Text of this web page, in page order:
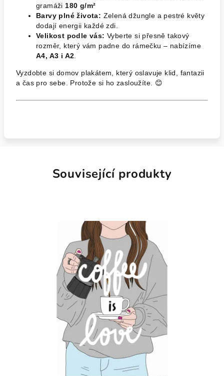
gramáži 180 g/m²
Barvy plné života: Zelená džungle a pestré květy
dodají energii každé zdi.
Velikost podle vás: Vyberte si přesně takový
rozměr, který vám padne do rámečku – nabízíme
A4, A3 i A2
Vyzdobte si domov plakátem, který oslavuje klid, fantazii
a čas pro sebe. Protože si ho zasloužíte. 😊
Související produkty